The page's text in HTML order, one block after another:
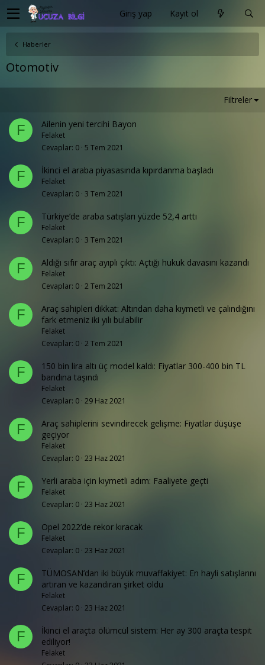
Giriş yap Kayıt ol
Haberler
Otomotiv
Filtreler
F Ailenin yeni tercihi Bayon
Felaket
Cevaplar 0 5 Tem 2021
F İkinci el araba piyasasında kıpırdanma başladı
Felaket
Cevaplar 0 3 Tem 2021
F Türkiye’de araba satışları yüzde 52,4 arttı
Felaket
Cevaplar 0 3 Tem 2021
F Aldığı sıfır araç ayıplı çıktı: Açtığı hukuk davasını kazandı
Felaket
Cevaplar 0 2 Tem 2021
F
Araç sahipleri dikkat: Altından daha kıymetli ve çalındığını
fark etmeniz iki yılı bulabilir
Felaket
Cevaplar 0 2 Tem 2021
F
150 bin lira altı üç model kaldı: Fiyatlar 300-400 bin TL
bandına taşındı
Felaket
Cevaplar 0 29 Haz 2021
F
Araç sahiplerini sevindirecek gelişme: Fiyatlar düşüşe
geçiyor
Felaket
Cevaplar 0 23 Haz 2021
F Yerli araba için kıymetli adım: Faaliyete geçti
Felaket
Cevaplar 0 23 Haz 2021
F Opel 2022’de rekor kıracak
Felaket
Cevaplar 0 23 Haz 2021
F
TÜMOSAN’dan iki büyük muvaffakiyet: En hayli satışlarını
artıran ve kazandıran şirket oldu
Felaket
Cevaplar 0 23 Haz 2021
F
İkinci el araçta ölümcül sistem: Her ay 300 araçta tespit
ediliyor!
Felaket